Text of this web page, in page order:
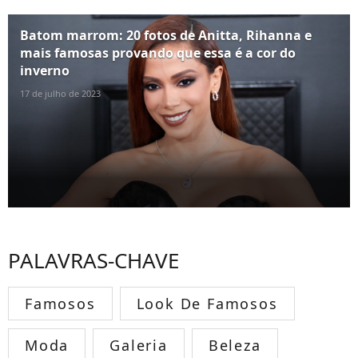
Batom marrom: 20 fotos de Anitta, Rihanna e
mais famosas provando que essa é a cor do
inverno
17 de julho de 2023
PALAVRAS-CHAVE
Famosos Look De Famosos
Moda Galeria Beleza